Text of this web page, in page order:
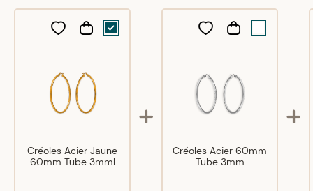
je les adore !
Trop jaunes, trop épaisses, font un peu cheap
23/08/19
AA 26/03/21
Créoles Acier Jaune
60mm Tube 3mml
Créoles Acier 60mm
Tube 3mm